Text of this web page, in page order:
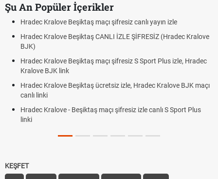
Şu An Popüler İçerikler
Hradec Kralove Beşiktaş maçı şifresiz canlı yayın izle
Hradec Kralove Beşiktaş CANLI İZLE ŞİFRESİZ (Hradec Kralove
BJK)
Hradec Kralove Beşiktaş maçı şifresiz S Sport Plus izle, Hradec
Kralove BJK link
Hradec Kralove Beşiktaş ücretsiz izle, Hradec Kralove BJK maçı
canlı linki
Hradec Kralove - Beşiktaş maçı şifresiz izle canlı S Sport Plus
linki
KEŞFET